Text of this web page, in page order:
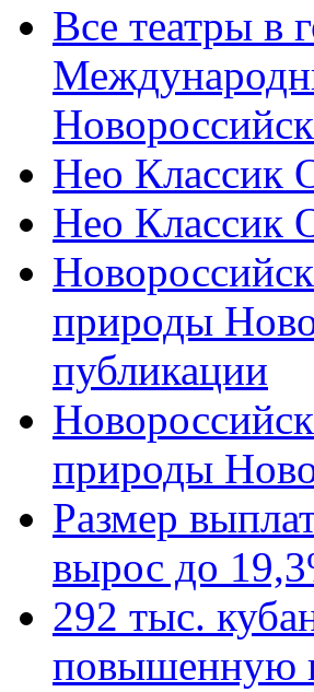
Все театры в
Нео Классик
Нео Классик
природы
публикации
природы
Размер
вырос до
292 тыс.
повышенную